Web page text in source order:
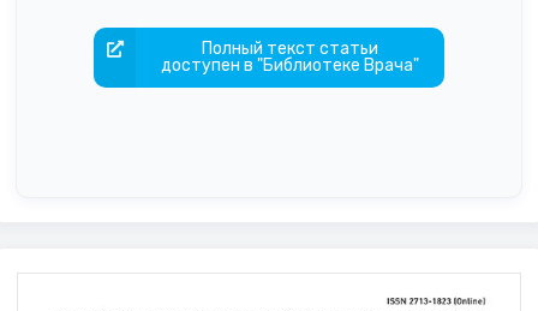
Полный текст статьи
доступен в "Библиотеке Врача"